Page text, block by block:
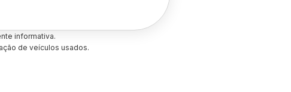
informativa.
de veículos usados.